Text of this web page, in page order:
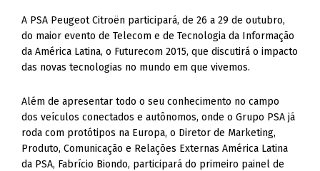
A PSA Peugeot Citroën participará, de 26 a 29 de outubro,
do maior evento de Telecom e de Tecnologia da Informação
da América Latina, o Futurecom 2015, que discutirá o impacto
das novas tecnologias no mundo em que vivemos.
Além de apresentar todo o seu conhecimento no campo
dos veículos conectados e autônomos, onde o Grupo PSA já
roda com protótipos na Europa, o Diretor de Marketing,
Produto, Comunicação e Relações Externas América Latina
da PSA, Fabrício Biondo, participará do primeiro painel de